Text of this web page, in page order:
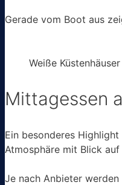
Gerade vom Boot aus
Weiße
Mittagessen
Ein besonderes
Atmosphäre mit Blick
Je nach Anbieter